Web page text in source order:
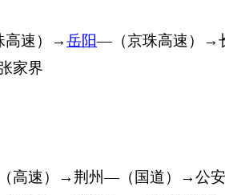
速）→岳阳—（京珠高速）→
家界
速）→荆州—（国道）→公